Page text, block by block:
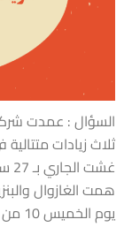
همت الغازوال
يوم الخميس 10 من الشهر نفسه، أسعار الغازوال بـ 35 سنتيما […]